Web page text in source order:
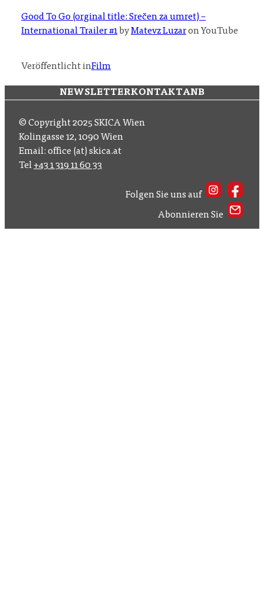
Good To Go (orginal title: Srečen za umret) –
International Trailer #1 byMatevz Luzaron YouTube
Veröffentlicht inFilm
NEWSLETTERKONTAKTANB
© Copyright 2025 SKICA Wien
Kolingasse 12, 1090 Wien
Email: office (at) skica.at
Tel+43 1 319 11 60 33
Folgen Sie uns auf
Abonnieren Sie